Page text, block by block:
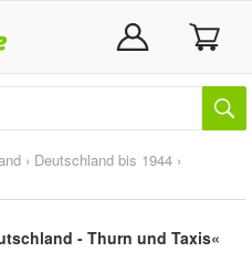
› Deutschland bis 1944 ›
- Thurn und Taxis«